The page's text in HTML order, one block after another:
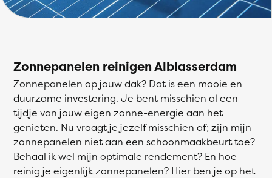
Zonnepanelen reinigen Alblasserdam
Zonnepanelen op jouw dak? Dat is een mooie en
duurzame investering. Je bent misschien al een
tijdje van jouw eigen zonne-energie aan het
genieten. Nu vraagt je jezelf misschien af; zijn mijn
zonnepanelen niet aan een schoonmaakbeurt toe?
Behaal ik wel mijn optimale rendement? En hoe
reinig je eigenlijk zonnepanelen? Hier ben je op het